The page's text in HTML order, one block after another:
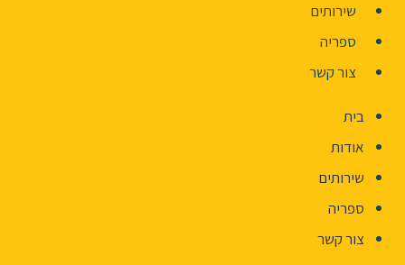
שירותים
ספריה
צור קשר
בית
אודות
שירותים
ספריה
צור קשר